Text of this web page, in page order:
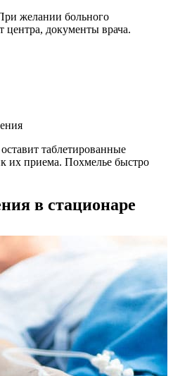
желании больного
центра, документы врача.
таблетированные
их приема. Похмелье быстро
в стационаре